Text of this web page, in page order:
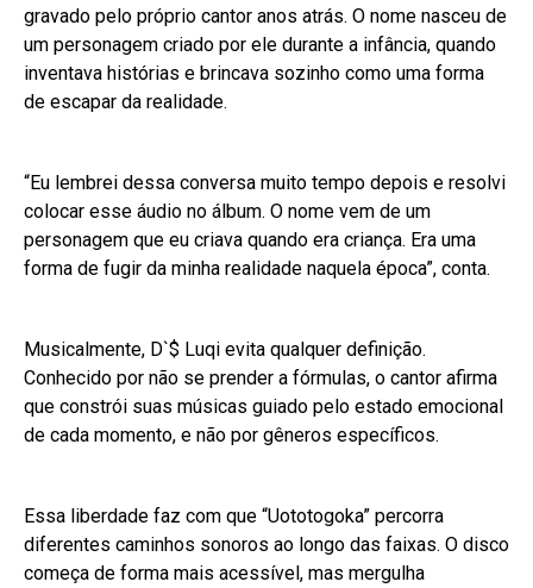
gravado pelo próprio cantor anos atrás. O nome nasceu de
um personagem criado por ele durante a infância, quando
inventava histórias e brincava sozinho como uma forma
de escapar da realidade.
“Eu lembrei dessa conversa muito tempo depois e resolvi
colocar esse áudio no álbum. O nome vem de um
personagem que eu criava quando era criança. Era uma
forma de fugir da minha realidade naquela época”, conta.
Musicalmente, D`$ Luqi evita qualquer definição.
Conhecido por não se prender a fórmulas, o cantor afirma
que constrói suas músicas guiado pelo estado emocional
de cada momento, e não por gêneros específicos.
Essa liberdade faz com que “Uototogoka” percorra
diferentes caminhos sonoros ao longo das faixas. O disco
começa de forma mais acessível, mas mergulha